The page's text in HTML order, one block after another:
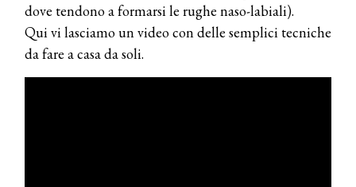
dove tendono a formarsi le rughe naso-labiali).
Qui vi lasciamo un video con delle semplici tecniche
da fare a casa da soli.
DYSON
Dyson presenta la nuova collezione
pervinca e rosé per Natale